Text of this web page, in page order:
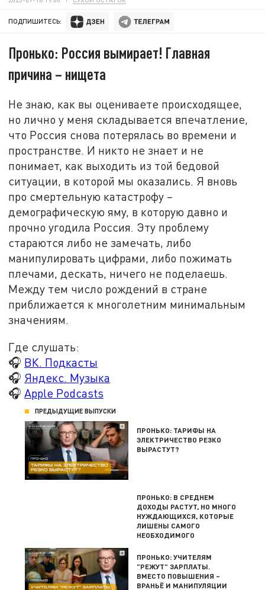
ПОДПИШИТЕСЬ:
Пронько: Россия вымирает! Главная
причина – нищета
Не знаю, как вы оцениваете происходящее,
но лично у меня складывается впечатление,
что Россия снова потерялась во времени и
пространстве. И никто не знает и не
понимает, как выходить из той бедовой
ситуации, в которой мы оказались. Я вновь
про смертельную катастрофу –
демографическую яму, в которую давно и
прочно угодила Россия. Эту проблему
стараются либо не замечать, либо
манипулировать цифрами, либо пожимать
плечами, дескать, ничего не поделаешь.
Между тем число рождений в стране
приближается к многолетним минимальным
значениям.
Где слушать:
🎧 ВК. Подкасты
🎧 Яндекс. Музыка
🎧 Apple Podcasts
ПРЕДЫДУЩИЕ ВЫПУСКИ
ПРОНЬКО: ТАРИФЫ НА
ЭЛЕКТРИЧЕСТВО РЕЗКО
ВЫРАСТУТ?
ПРОНЬКО: В СРЕДНЕМ
ДОХОДЫ РАСТУТ, НО МНОГО
НУЖДАЮЩИХСЯ, КОТОРЫЕ
ЛИШЕНЫ САМОГО
НЕОБХОДИМОГО
ПРОНЬКО: УЧИТЕЛЯМ
"РЕЖУТ" ЗАРПЛАТЫ.
ВМЕСТО ПОВЫШЕНИЯ –
ВРАНЬЁ И МАНИПУЛЯЦИИ